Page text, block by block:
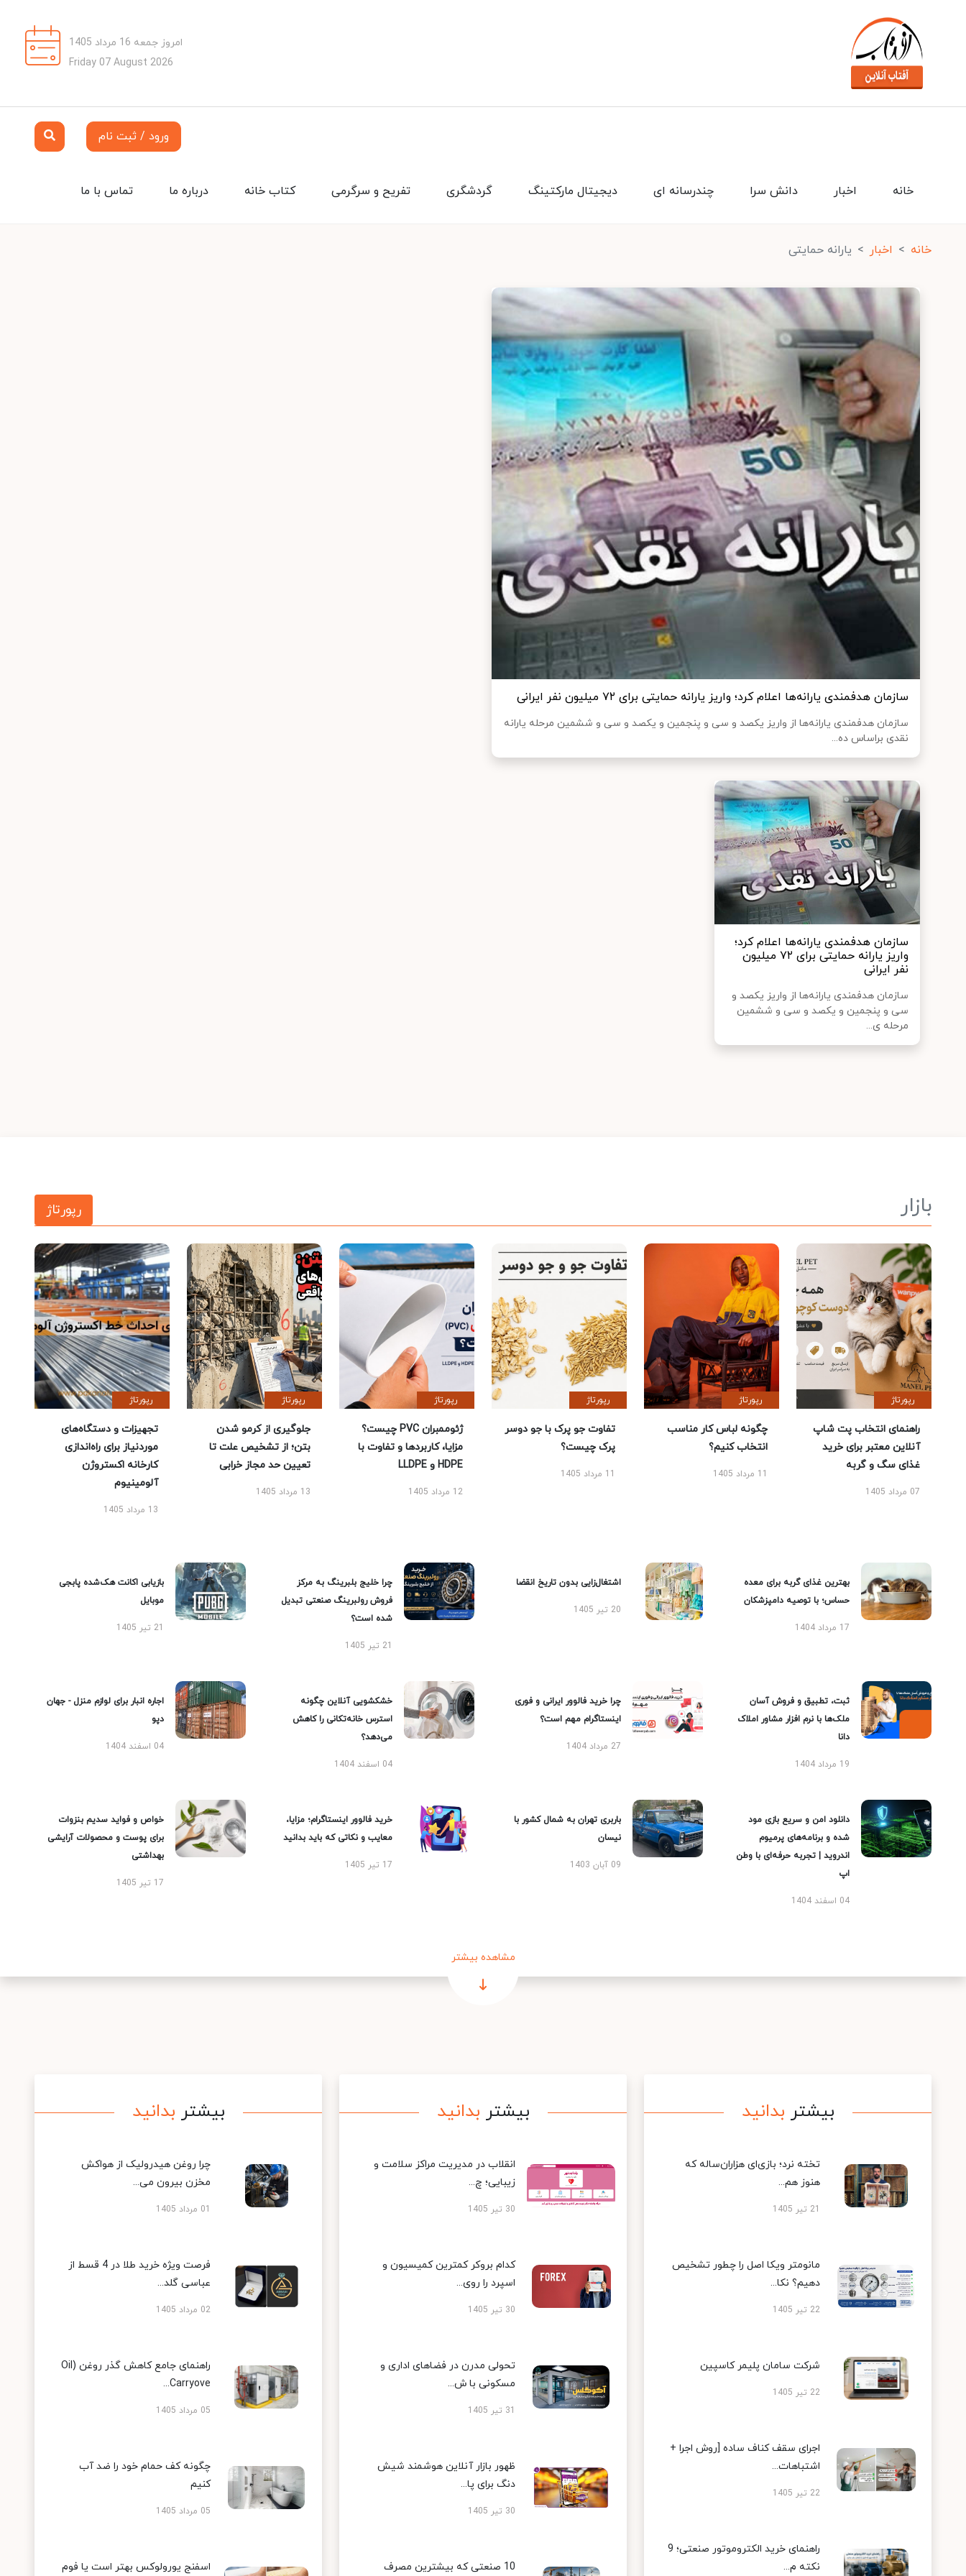
امروز جمعه 16 مرداد 1405
Friday 07 August 2026
ورود / ثبت نام
تماس با ما درباره ما کتاب خانه تفریح و سرگرمی گردشگری دیجیتال مارکتینگ چندرسانه ای دانش سرا اخبار خانه
خانه اخبار یارانه‌ حمایتی
سازمان هدفمندی یارانه‌ها اعلام کرد؛ واریز یارانه‌ حمایتی برای ۷۲ میلیون نفر ایرانی
سازمان هدفمندی یارانه‌ها از واریز یکصد و سی و پنجمین و یکصد و سی و ششمین مرحله یارانه
نقدی براساس ده...
سازمان هدفمندی یارانه‌ها اعلام کرد؛
واریز یارانه‌ حمایتی برای ۷۲ میلیون
نفر ایرانی
سازمان هدفمندی یارانه‌ها از واریز یکصد و
سی و پنجمین و یکصد و سی و ششمین
مرحله ی...
بازار رپورتاژ
رپورتاژ
راهنمای انتخاب پت شاپ
آنلاین معتبر برای خرید
غذای سگ و گربه
07 مرداد 1405
رپورتاژ
چگونه لباس کار مناسب
انتخاب کنیم؟
11 مرداد 1405
رپورتاژ
تفاوت جو پرک با جو دوسر
پرک چیست؟
11 مرداد 1405
رپورتاژ
ژئوممبران PVC چیست؟
مزایا، کاربردها و تفاوت با
HDPE و LLDPE
12 مرداد 1405
رپورتاژ
جلوگیری از کرمو شدن
بتن؛ از تشخیص علت تا
تعیین حد مجاز خرابی
13 مرداد 1405
رپورتاژ
تجهیزات و دستگاه‌های
موردنیاز برای راه‌اندازی
کارخانه اکستروژن
آلومینیوم
13 مرداد 1405
بهترین غذای گربه برای معده
حساس؛ با توصیه دامپزشکان
17 مرداد 1404
اشتغال‌زایی بدون تاریخ انقضا
20 تیر 1405
چرا خلیج بلبرینگ به مرکز
فروش رولبرینگ صنعتی تبدیل
شده است؟
21 تیر 1405
بازیابی اکانت هک‌شده پابجی
موبایل
21 تیر 1405
ثبت، تطبیق و فروش آسان
ملک‌ها با نرم افزار مشاور املاک
دانا
19 مرداد 1404
چرا خرید فالوور ایرانی و فوری
اینستاگرام مهم است؟
27 مرداد 1404
خشکشویی آنلاین چگونه
استرس خانه‌تکانی را کاهش
می‌دهد؟
04 اسفند 1404
اجاره انبار برای لوازم منزل - جهان
دپو
04 اسفند 1404
دانلود امن و سریع بازی مود
شده و برنامه‌های پرمیوم
اندروید | تجربه حرفه‌ای با وطن
اپ
04 اسفند 1404
باربری تهران به شمال کشور با
نیسان
09 آبان 1403
خرید فالوور اینستاگرام؛ مزایا،
معایب و نکاتی که باید بدانید
17 تیر 1405
خواص و فواید سدیم بنزوات
برای پوست و محصولات آرایشی
بهداشتی
17 تیر 1405
مشاهده بیشتر
بیشتر بدانید
تخته نرد؛ بازی‌ای هزاران‌ساله که
هنوز هم...
21 تیر 1405
مانومتر ویکا اصل را چطور تشخیص
دهیم؟ نکا...
22 تیر 1405
شرکت سامان پلیمر کاسپین
22 تیر 1405
اجرای سقف کناف ساده [روش اجرا +
اشتباهات...
22 تیر 1405
راهنمای خرید الکتروموتور صنعتی؛ 9
نکته م...
بیشتر بدانید
انقلاب در مدیریت مراکز سلامت و
زیبایی؛ چ...
30 تیر 1405
کدام بروکر کمترین کمیسیون و
اسپرد را روی...
30 تیر 1405
تحولی مدرن در فضاهای اداری و
مسکونی با ش...
31 تیر 1405
ظهور بازار آنلاین هوشمند شیش
دنگ برای پا...
30 تیر 1405
10 صنعتی که بیشترین مصرف
بیشتر بدانید
چرا روغن هیدرولیک از هواکش
مخزن بیرون می...
01 مرداد 1405
فرصت ویژه خرید طلا در 4 قسط از
عباسی گلد...
02 مرداد 1405
راهنمای جامع کاهش گذر روغن (Oil
Carryove...
05 مرداد 1405
چگونه کف حمام خود را ضد آب
کنیم
05 مرداد 1405
اسفنج یورولوکس بهتر است یا فوم